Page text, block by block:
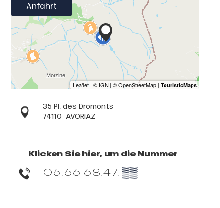
Anfahrt
35 Pl. des Dromonts
74110 AVORIAZ
Klicken Sie hier, um die Nummer
06.66.68.47. ▒▒